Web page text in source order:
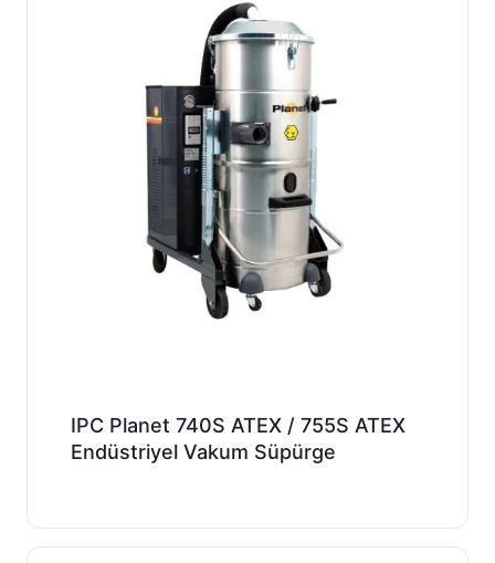
IPC Planet 740S ATEX / 755S ATEX
Endüstriyel Vakum Süpürge